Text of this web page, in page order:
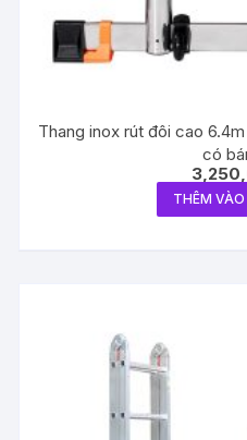
Thang inox rút đôi cao
có
THÊM VÀO